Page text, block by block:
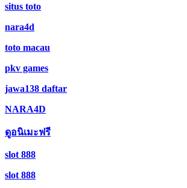
situs toto
nara4d
toto macau
pkv games
jawa138 daftar
NARA4D
ดูอนิเมะฟรี
slot 888
slot 888